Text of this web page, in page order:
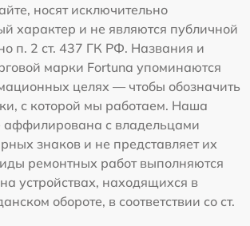
носят исключительно
характер и не являются публичной
п. 2 ст. 437 ГК РФ. Названия и
марки Fortuna упоминаются
целях — чтобы обозначить
с которой мы работаем. Наша
аффилирована с владельцами
знаков и не представляет их
ремонтных работ выполняются
устройствах, находящихся в
обороте, в соответствии со ст.